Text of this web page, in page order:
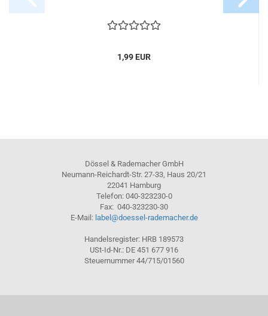
1,99 EUR
Dössel & Rademacher GmbH
Neumann-Reichardt-Str. 27-33, Haus 20/21
22041 Hamburg
Telefon: 040-323230-0
Fax: 040-323230-30
E-Mail: label@doessel-rademacher.de
Handelsregister: HRB 189573
USt-Id-Nr.: DE 451 677 916
Steuernummer 44/715/01560